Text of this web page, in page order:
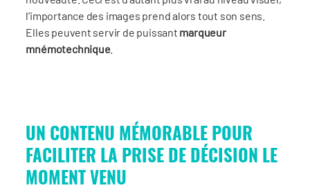
l’importance des images prend alors tout son sens.
Elles peuvent servir de puissant marqueur
mnémotechnique.
UN CONTENU MÉMORABLE POUR
FACILITER LA PRISE DE DÉCISION LE
MOMENT VENU